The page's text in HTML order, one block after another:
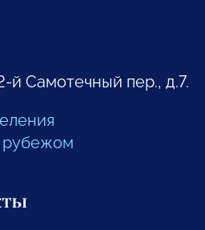
й Самотечный пер., д.7.
рубежом